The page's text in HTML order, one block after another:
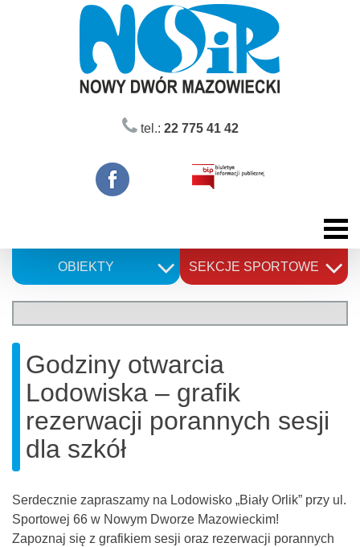
tel.: 22 775 41 42
OBIEKTY SEKCJE SPORTOWE
Godziny otwarcia
Lodowiska – grafik
rezerwacji porannych sesji
dla szkół
Serdecznie zapraszamy na Lodowisko „Biały Orlik” przy ul.
Sportowej 66 w Nowym Dworze Mazowieckim!
Zapoznaj się z grafikiem sesji oraz rezerwacji porannych